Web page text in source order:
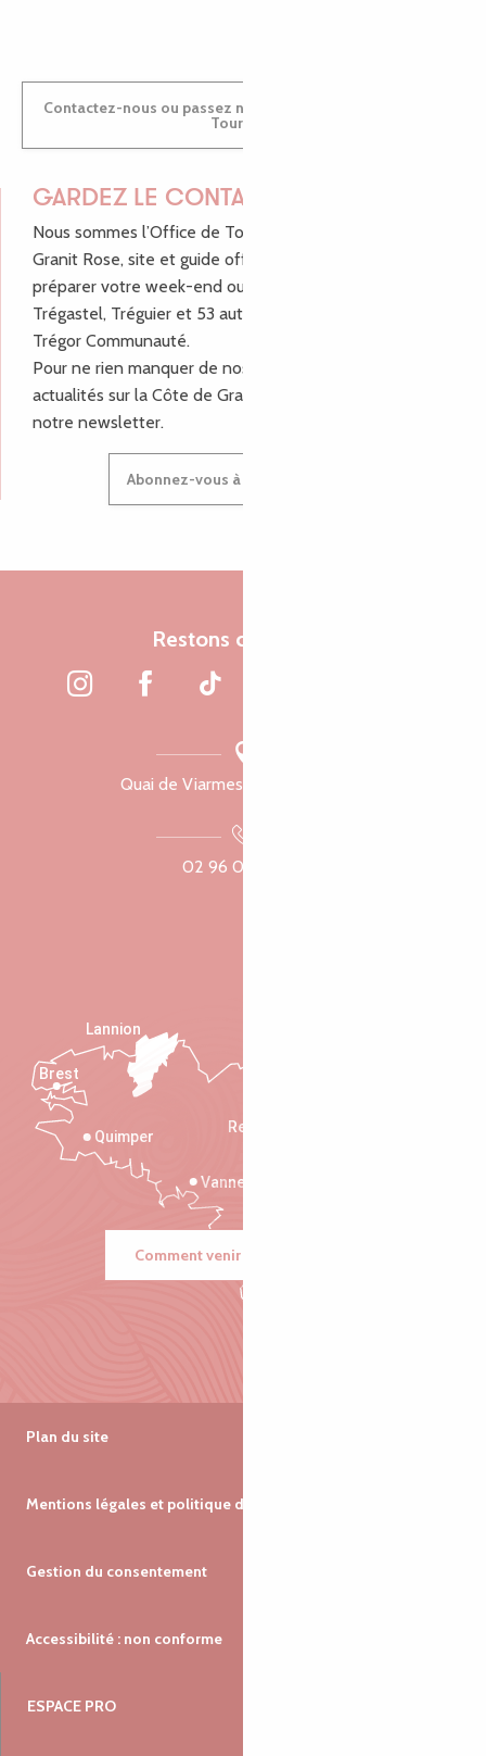
Contactez-nous ou passez nous voir dans nos Offices de
Tourisme
GARDEZ LE CONTACT !
Nous sommes l’Office de Tourisme Bretagne - Côte de
Granit Rose, site et guide officiel pour vous aider à
préparer votre week-end ou vos vacances à Lannion,
Trégastel, Tréguier et 53 autres communes de Lannion-
Trégor Communauté.
Pour ne rien manquer de nos bons plans et nos
actualités sur la Côte de Granit Rose, inscrivez-vous à
notre newsletter.
Abonnez-vous à notre newsletter
Restons connectés
Quai de Viarmes, 22300 Lannion
02 96 05 60 70
Rennes
Vannes
Quimper
Lannion
Brest
Comment venir ?
Plan du site
Mentions légales et politique de confidentialité
Gestion du consentement
Accessibilité : non conforme
ESPACE PRO